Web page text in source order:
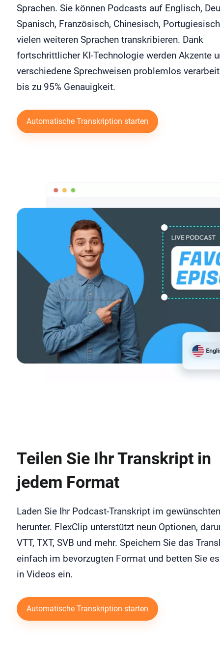
Sprachen. Sie können Podcasts auf Englisch,
Spanisch, Französisch, Chinesisch,
vielen weiteren Sprachen transkribieren. Dank
fortschrittlicher KI-Technologie werden Akzente
verschiedene Sprechweisen problemlos
bis zu 95% Genauigkeit.
Automatische Transkription starten
Teilen Sie Ihr Transkript in
jedem Format
Laden Sie Ihr Podcast-Transkript im
herunter. FlexClip unterstützt neun Optionen,
VTT, TXT, SVB und mehr. Speichern Sie das
einfach im bevorzugten Format und betten Sie
in Videos ein.
Automatische Transkription starten